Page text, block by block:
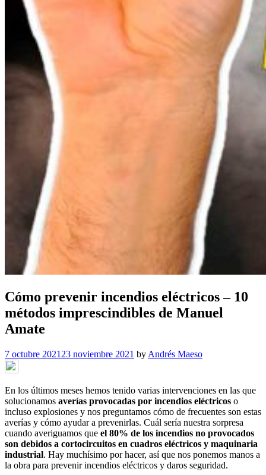
Cómo prevenir incendios eléctricos – 10
métodos imprescindibles de Manuel
Amate
7 octubre 2021 23 noviembre 2021 by Andrés Maeso
En los últimos meses hemos tenido varias intervenciones en las que
solucionamos averías provocadas por incendios eléctricos o
incluso explosiones y nos preguntamos cómo de frecuentes son estas
averías y cómo ayudar a prevenirlas. Cuál sería nuestra sorpresa
cuando averiguamos que el 80% de los incendios no provocados
son debidos a cortocircuitos en cuadros eléctricos y maquinaria
industrial. Hay muchísimo por hacer, así que nos ponemos manos a
la obra para prevenir incendios eléctricos y daros seguridad.